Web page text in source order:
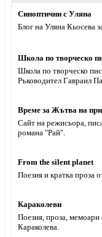
Синоптични с Уляна
Блог на Уляна Кьосева
Школа по творческо
Школа по творческо
Ръководител Гавраил
Време за Жътва на
Сайт на режисьора,
романа "Рай".
From the silent planet
Поезия и кратка проза
Караколеви
Поезия, проза, мемоари
Караколева.